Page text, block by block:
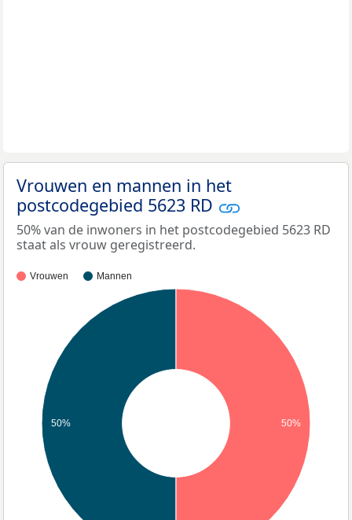
Vrouwen en mannen in het
postcodegebied 5623 RD
50% van de inwoners in het postcodegebied 5623 RD
staat als vrouw geregistreerd.
Vrouwen Mannen
50% 50%